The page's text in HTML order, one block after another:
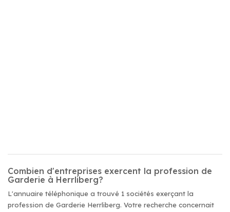
Combien d'entreprises exercent la profession de
Garderie à Herrliberg?
L'annuaire téléphonique a trouvé 1 sociétés exerçant la
profession de Garderie Herrliberg. Votre recherche concernait